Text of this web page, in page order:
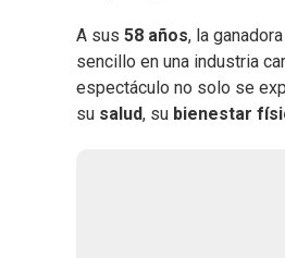
A sus 58 años, la ganadora
sencillo en una industria
espectáculo no solo se
su salud, su bienestar